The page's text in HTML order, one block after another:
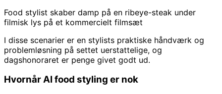
Food stylist skaber damp på en ribeye-steak under
filmisk lys på et kommercielt filmsæt
I disse scenarier er en stylists praktiske håndværk og
problemløsning på settet uerstattelige, og
dagshonoraret er penge givet godt ud.
Hvornår AI food styling er nok